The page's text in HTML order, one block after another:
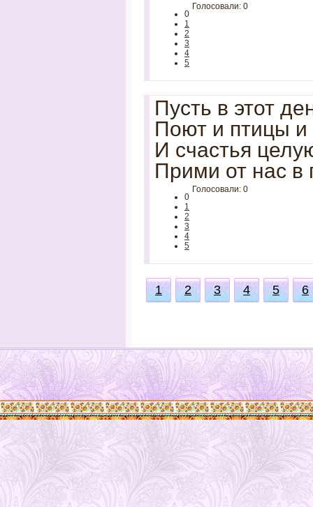
0
1
2
3
4
5
Голосовали: 0
Пусть в этот
Поют и птицы и
И счастья
Прими от нас в
0
1
2
3
4
5
Голосовали: 0
1 2 3 4 5 6